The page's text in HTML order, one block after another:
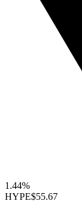
1.44%
HYPE$55.67